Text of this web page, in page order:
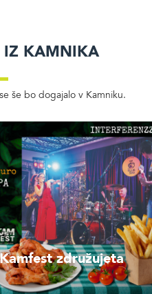
Kamnika
še bo dogajalo v Kamniku.
združujeta